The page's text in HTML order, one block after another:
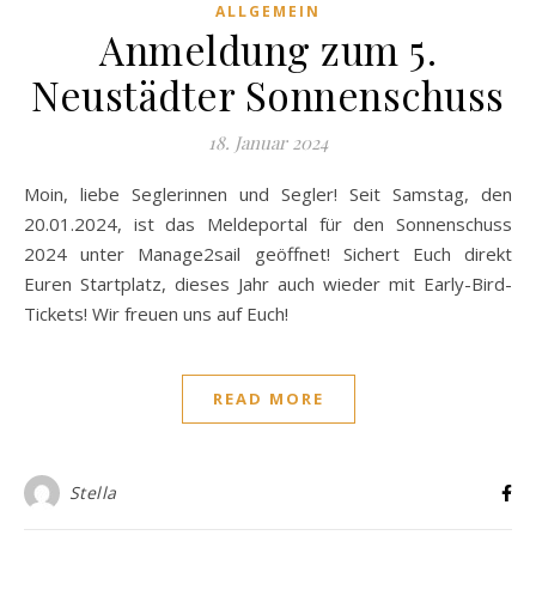
ALLGEMEIN
Anmeldung zum 5.
Neustädter Sonnenschuss
18. Januar 2024
Moin, liebe Seglerinnen und Segler! Seit Samstag, den
20.01.2024, ist das Meldeportal für den Sonnenschuss
2024 unter Manage2sail geöffnet! Sichert Euch direkt
Euren Startplatz, dieses Jahr auch wieder mit Early-Bird-
Tickets! Wir freuen uns auf Euch!
READ MORE
Stella